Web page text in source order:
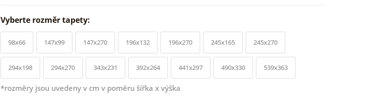
Vyberte rozměr tapety:
98x66 147x99 147x270 196x132 196x270 245x165 245x270
294x198 294x270 343x231 392x264 441x297 490x330 539x363
*rozměry jsou uvedeny v cm v poměru šířka x výška